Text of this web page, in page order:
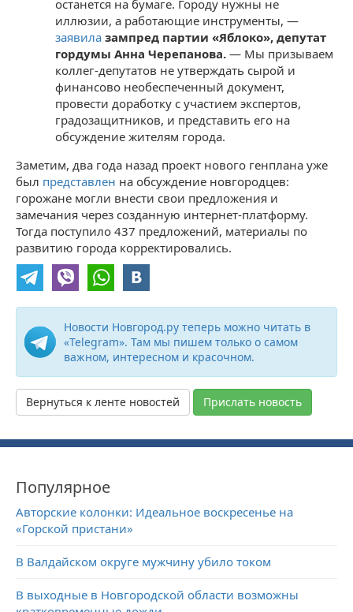
останется на бумаге. Городу нужны не
иллюзии, а работающие инструменты, —
заявила зампред партии «Яблоко», депутат
гордумы Анна Черепанова. — Мы призываем
коллег-депутатов не утверждать сырой и
финансово необеспеченный документ,
провести доработку с участием экспертов,
градозащитников, и представить его на
обсуждение жителям города.
Заметим, два года назад проект нового генплана уже
был представлен на обсуждение новгородцев:
горожане могли внести свои предложения и
замечания через созданную интернет-платформу.
Тогда поступило 437 предложений, материалы по
развитию города корректировались.
Новости Новгород.ру теперь можно читать в
«Telegram». Там мы пишем только о самом
важном, интересном и красочном.
Вернуться к ленте новостей Прислать новость
Популярное
Авторские колонки: Идеальное воскресенье на
«Горской пристани»
В Валдайском округе мужчину убило током
В выходные в Новгородской области возможны